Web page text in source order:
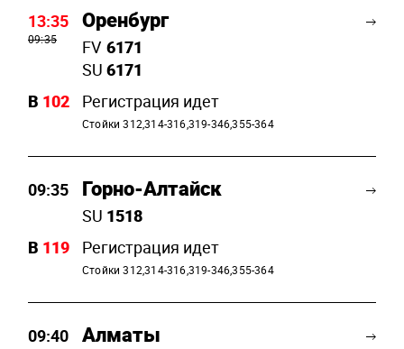
13:35
09:35
Оренбург
FV 6171
SU 6171
B 102 Регистрация идет
Стойки 312,314-316,319-346,355-364
09:35 Горно-Алтайск
SU 1518
B 119 Регистрация идет
Стойки 312,314-316,319-346,355-364
09:40 Алматы